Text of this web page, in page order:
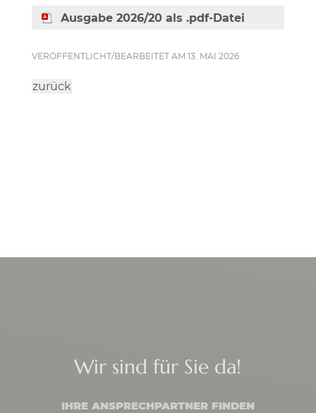
Ausgabe 2026/20 als .pdf-Datei
VERÖFFENTLICHT/BEARBEITET AM 13. MAI 2026
zurück
Wir sind für Sie da!
IHRE ANSPRECHPARTNER FINDEN